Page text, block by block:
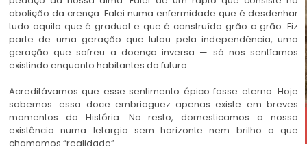
abolição da crença. Falei numa enfermidade que é desdenhar
tudo aquilo que é gradual e que é construído grão a grão. Fiz
parte de uma geração que lutou pela independência, uma
geração que sofreu a doença inversa — só nos sentíamos
existindo enquanto habitantes do futuro.
Acreditávamos que esse sentimento épico fosse eterno. Hoje
sabemos: essa doce embriaguez apenas existe em breves
momentos da História. No resto, domesticamos a nossa
existência numa letargia sem horizonte nem brilho a que
chamamos “realidade”.